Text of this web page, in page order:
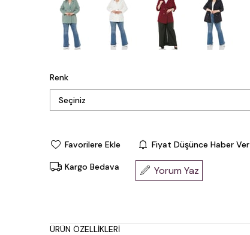
Renk
Favorilere Ekle Fiyat Düşünce Haber Ver
Kargo Bedava Yorum Yaz
ÜRÜN ÖZELLIKLERI